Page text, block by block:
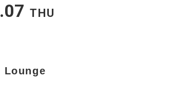
THU
Lounge